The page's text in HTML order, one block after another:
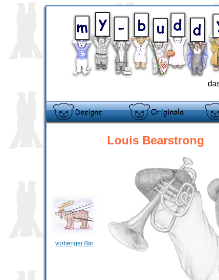
vorheriger Bär
Louis Bearstrong